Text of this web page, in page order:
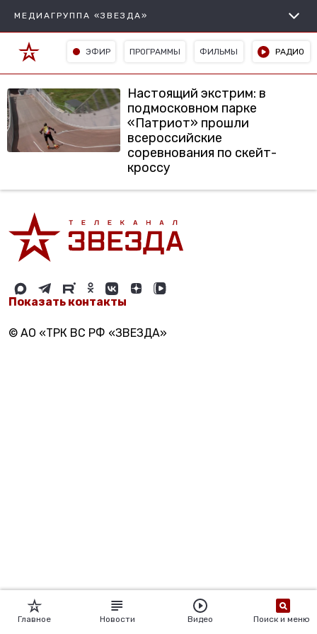
МЕДИАГРУППА «ЗВЕЗДА»
ЭФИР ПРОГРАММЫ ФИЛЬМЫ РАДИО
Настоящий экстрим: в
подмосковном парке
«Патриот» прошли
всероссийские
соревнования по скейт-
кроссу
Показать контакты
© АО «ТРК ВС РФ «ЗВЕЗДА»
Главное Новости Видео Поиск и меню